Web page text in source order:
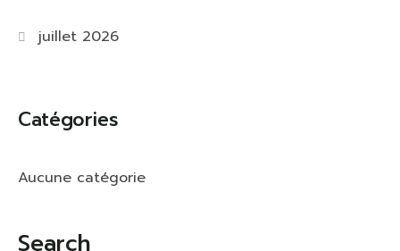
juillet 2026
Catégories
Aucune catégorie